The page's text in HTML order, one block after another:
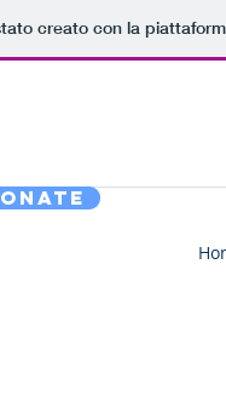
creato con la